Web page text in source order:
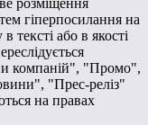
гіперпосилання на
тексті або в якості
компаній", "Промо",
"Прес-реліз"
на правах